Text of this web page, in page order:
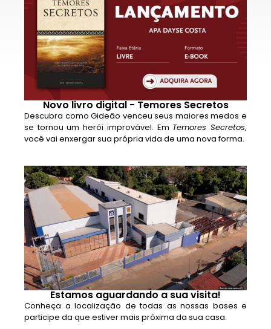
Novo livro digital - Temores Secretos
Descubra como Gideão venceu seus maiores medos e
se tornou um herói improvável. Em Temores Secretos,
você vai enxergar sua própria vida de uma nova forma.
Estamos aguardando a sua visita!
Conheça a localização de todas as nossas bases e
participe da que estiver mais próxima da sua casa.